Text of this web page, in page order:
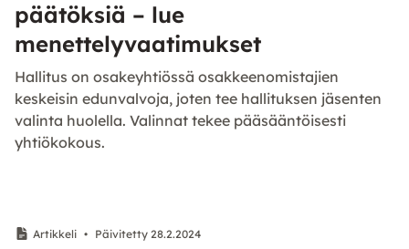
päätöksiä – lue
menettelyvaatimukset
Hallitus on osakeyhtiössä osakkeenomistajien
keskeisin edunvalvoja, joten tee hallituksen jäsenten
valinta huolella. Valinnat tekee pääsääntöisesti
yhtiökokous.
Artikkeli • Päivitetty 28.2.2024